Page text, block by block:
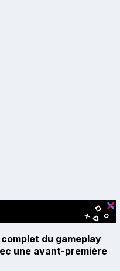
du gameplay
une avant-première